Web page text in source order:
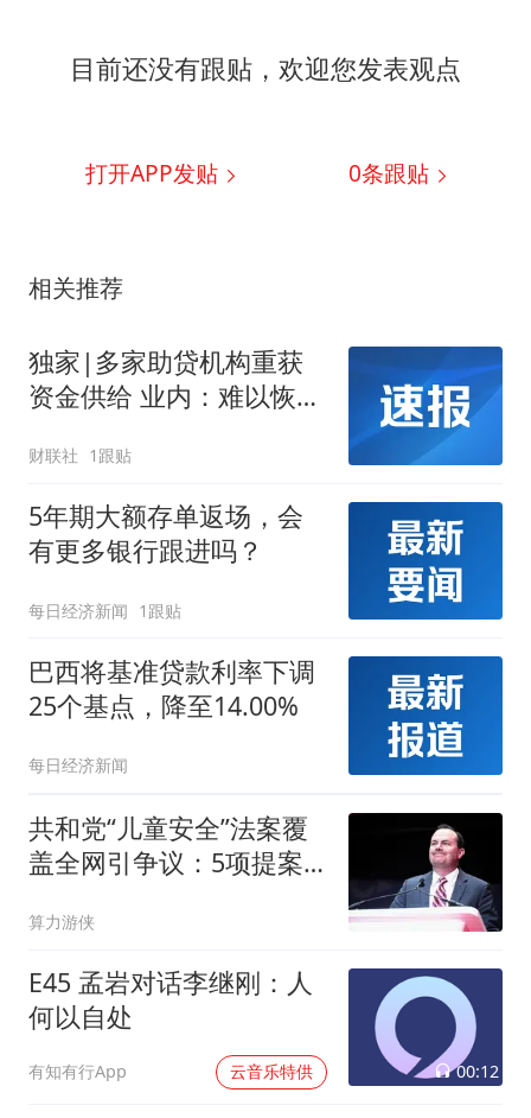
目前还没有跟贴，欢迎您发表观点
打开APP发贴 0条跟贴
相关推荐
独家|多家助贷机构重获
资金供给 业内：难以恢复
财联社 1跟贴
5年期大额存单返场，会
有更多银行跟进吗？
每日经济新闻 1跟贴
巴西将基准贷款利率下调
25个基点，降至14.00%
每日经济新闻
共和党“儿童安全”法案覆
盖全网引争议：5项提案1
梦
算力游侠
E45 孟岩对话李继刚：人
何以自处
有知有行App 云音乐特供 00:12